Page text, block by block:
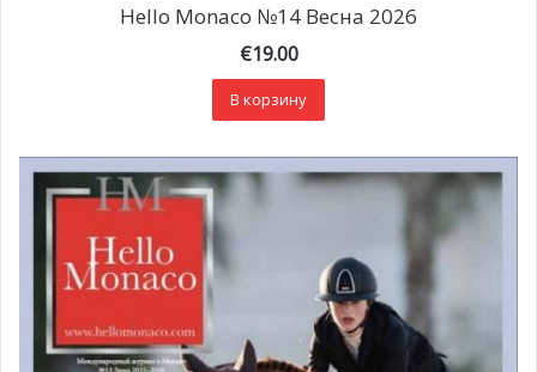
Hello Monaco №14 Весна 2026
€19.00
В корзину